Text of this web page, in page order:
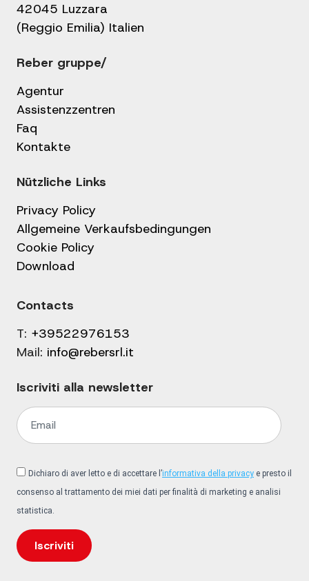
42045 Luzzara
(Reggio Emilia) Italien
Reber gruppe/
Agentur
Assistenzzentren
Faq
Kontakte
Nützliche Links
Privacy Policy
Allgemeine Verkaufsbedingungen
Cookie Policy
Download
Contacts
T: +39522976153
Mail: info@rebersrl.it
Iscriviti alla newsletter
Dichiaro di aver letto e di accettare l’informativa della privacy e presto il
consenso al trattamento dei miei dati per finalità di marketing e analisi
statistica.
Iscriviti